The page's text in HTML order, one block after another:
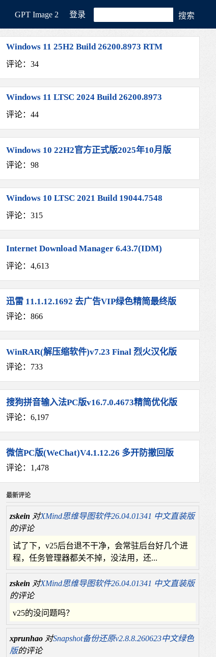
GРT Image 2 登录
Windows 11 25H2 Build 26200.8973 RTM
评论：34
Windows 11 LTSC 2024 Build 26200.8973
评论：44
Windows 10 22H2官方正式版2025年10月版
评论：98
Windows 10 LTSC 2021 Build 19044.7548
评论：315
Internet Download Manager 6.43.7(IDM)
评论：4,613
迅雷 11.1.12.1692 去广告VIP绿色精简最终版
评论：866
WinRAR(解压缩软件)v7.23 Final 烈火汉化版
评论：733
搜狗拼音输入法PC版v16.7.0.4673精简优化版
评论：6,197
微信PC版(WeChat)V4.1.12.26 多开防撤回版
评论：1,478
最新评论
zskein 对XMind思维导图软件26.04.01341 中文直装版
的评论
试了下，v25后台退不干净，会常驻后台好几个进
程，任务管理器都关不掉，没法用，还...
zskein 对XMind思维导图软件26.04.01341 中文直装版
的评论
v25的没问题吗？
xprunhao 对Snapshot备份还原v2.8.8.260623中文绿色
版的评论